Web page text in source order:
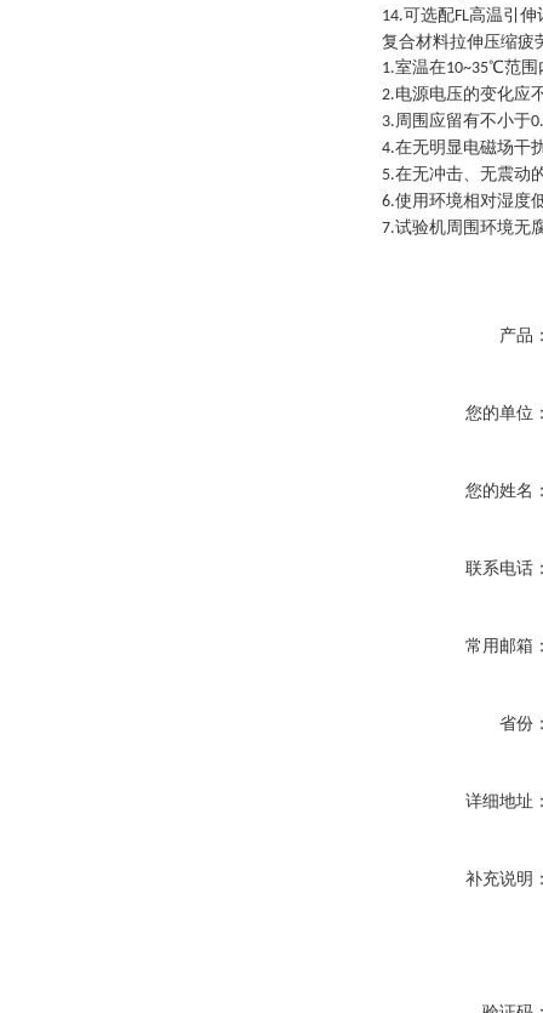
14.可选配FL高温引伸
复合材料拉伸压缩疲
1.室温在10~35℃范围
2.电源电压的变化应
3.周围应留有不小于
4.在无明显电磁场干
5.在无冲击、无震动
6.使用环境相对湿度
7.试验机周围环境无
产品
您的单位
您的姓名
联系电话
常用邮箱
省份
详细地址
补充说明